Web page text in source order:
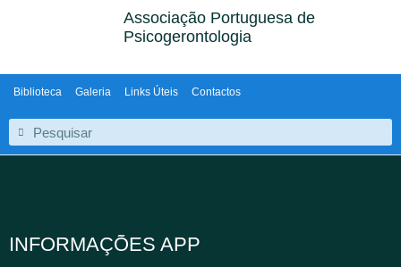
Associação Portuguesa de
Psicogerontologia
Biblioteca Galeria Links Úteis Contactos
INFORMAÇÕES APP